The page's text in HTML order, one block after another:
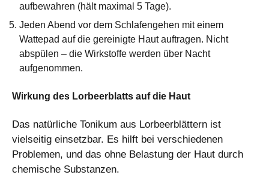
aufbewahren (hält maximal 5 Tage).
Jeden Abend vor dem Schlafengehen mit einem
Wattepad auf die gereinigte Haut auftragen. Nicht
abspülen – die Wirkstoffe werden über Nacht
aufgenommen.
Wirkung des Lorbeerblatts auf die Haut
Das natürliche Tonikum aus Lorbeerblättern ist
vielseitig einsetzbar. Es hilft bei verschiedenen
Problemen, und das ohne Belastung der Haut durch
chemische Substanzen.